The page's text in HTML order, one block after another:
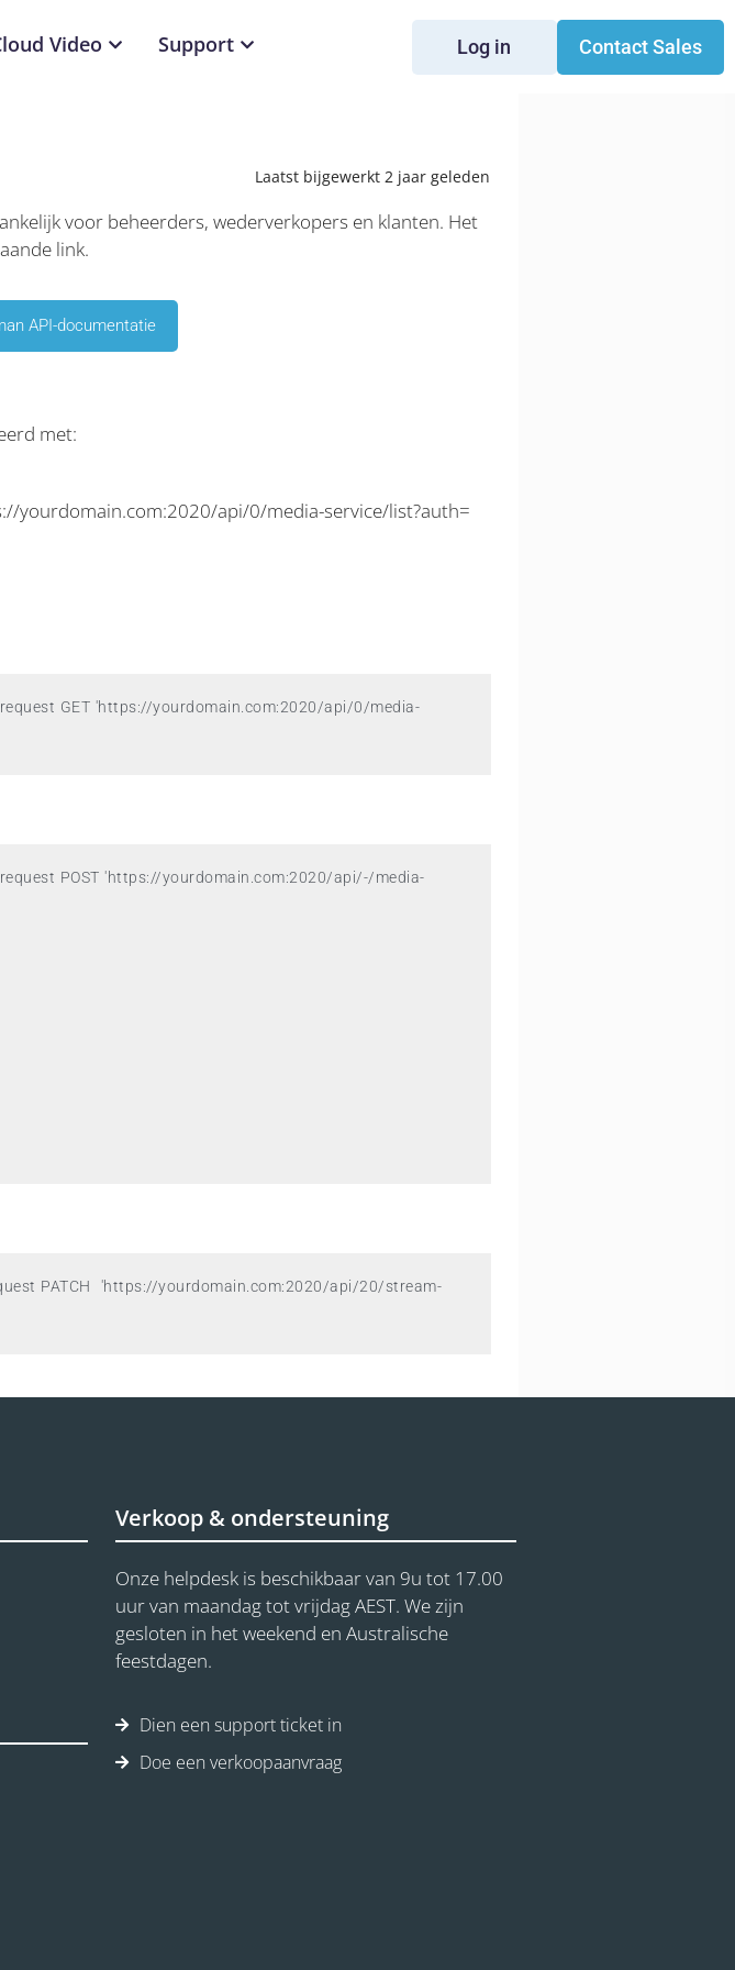
Video Support Log in Contact Sales
Laatst bijgewerkt 2 jaar geleden
voor beheerders, wederverkopers en klanten. Het
link.
API-documentatie
met:
yourdomain.com:2020/api/0/media-service/list?auth=
GET 'https://yourdomain.com:2020/api/0/media-
POST 'https://yourdomain.com:2020/api/-/media-
PATCH
'https://yourdomain.com:2020/api/20/stream-
Verkoop & ondersteuning
Onze helpdesk is beschikbaar van 9u tot 17.00
uur van maandag tot vrijdag AEST. We zijn
gesloten in het weekend en Australische
feestdagen.
Dien een support ticket in
Doe een verkoopaanvraag